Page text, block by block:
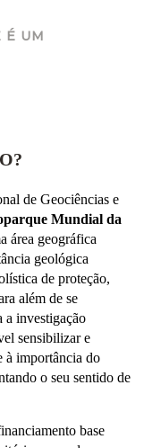
É UM
de Geociências e
Mundial da
área geográfica
geológica
de proteção,
além de se
a investigação
sensibilizar e
à importância do
o seu sentido de
base